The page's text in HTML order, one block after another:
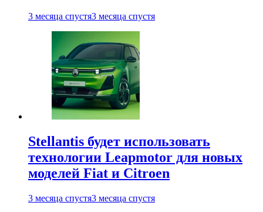
3 месяца спустя3 месяца спустя
Stellantis будет использовать
технологии Leapmotor для новых
моделей Fiat и Citroen
3 месяца спустя3 месяца спустя